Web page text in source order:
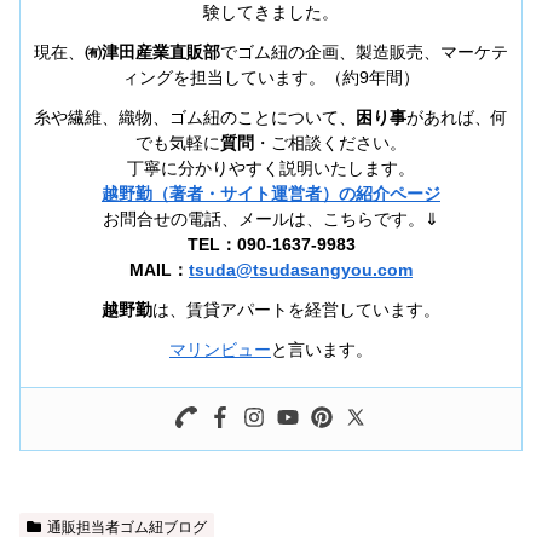
験してきました。
現在、 ㈲津田産業直販部でゴム紐の企画、製造販売、マーケテ
ィングを担当しています。（約9年間）
糸や繊維、織物、ゴム紐のことについて、 困り事があれば、何
でも気軽に質問 ・ご相談ください。
丁寧に分かりやすく説明いたします。
越野勤（著者・サイト運営者）の紹介ページ
お問合せの電話、メールは、こちらです。⇓
TEL：090-1637-9983
MAIL： tsuda@tsudasangyou.com
越野勤は、賃貸アパートを経営しています。
マリンビューと言います。
通販担当者ゴム紐ブログ